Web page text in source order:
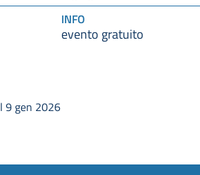
INFO
evento gratuito
9 gen 2026